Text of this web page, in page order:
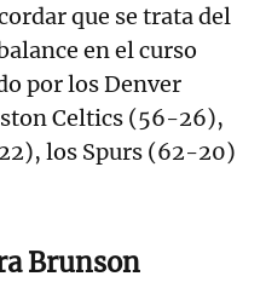
que se trata del
en el curso
por los Denver
Celtics (56-26),
los Spurs (62-20)
Brunson